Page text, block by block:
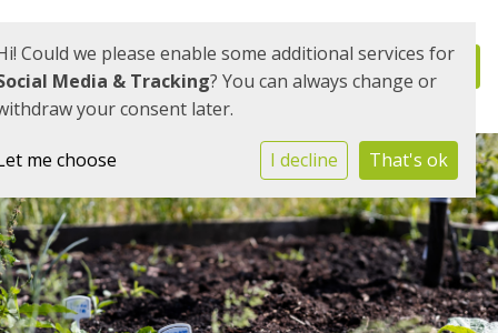
Could we please enable some additional services for
Media & Tracking? You can always change or
your consent later.
me choose I decline That's ok